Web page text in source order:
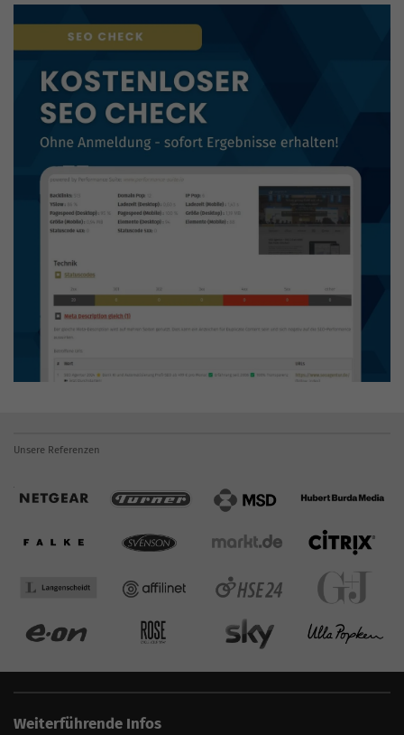
Unsere Referenzen
Weiterführende Infos